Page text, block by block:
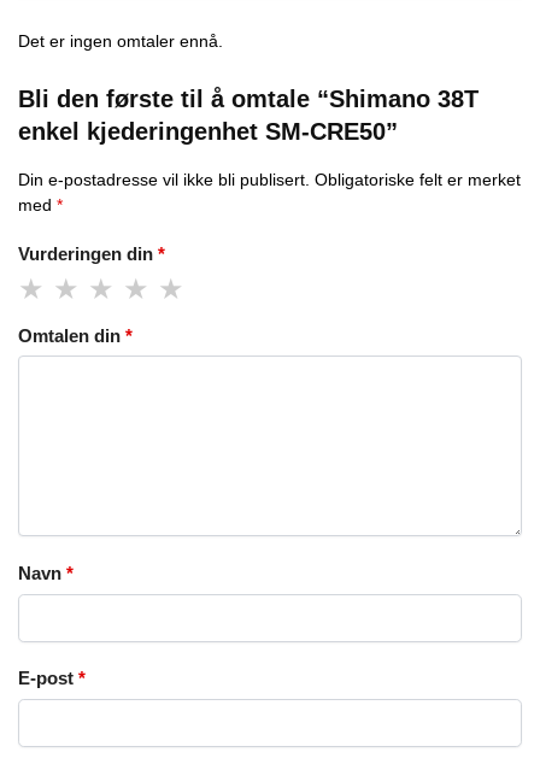
Det er ingen omtaler ennå.
Bli den første til å omtale “Shimano 38T
enkel kjederingenhet SM-CRE50”
Din e-postadresse vil ikke bli publisert. Obligatoriske felt er merket
med *
Vurderingen din *
Omtalen din *
Navn *
E-post *